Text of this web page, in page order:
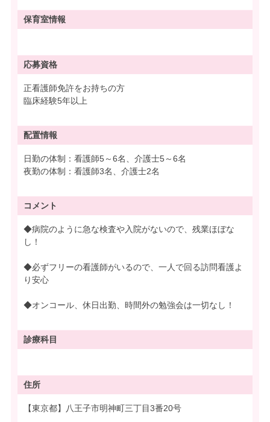
保育室情報
応募資格
正看護師免許をお持ちの方
臨床経験5年以上
配置情報
日勤の体制：看護師5～6名、介護士5～6名
夜勤の体制：看護師3名、介護士2名
コメント
◆病院のように急な検査や入院がないので、残業ほぼな
し！
◆必ずフリーの看護師がいるので、一人で回る訪問看護よ
り安心
◆オンコール、休日出勤、時間外の勉強会は一切なし！
診療科目
住所
【東京都】八王子市明神町三丁目3番20号